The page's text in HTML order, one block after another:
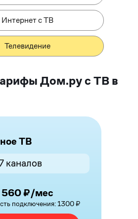
Интернет с ТВ
Телевидение
Дом.ру с ТВ в
ТВ
каналов
560 ₽/мес
подключения: 1300 ₽